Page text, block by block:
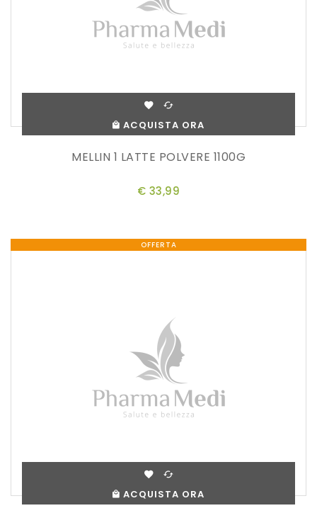
ACQUISTA ORA
MELLIN 1 LATTE POLVERE 1100G
€ 33,99
OFFERTA
ACQUISTA ORA